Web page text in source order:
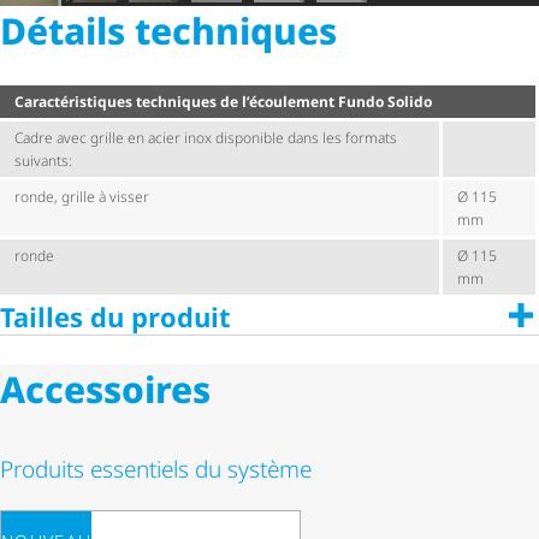
Détails techniques
Carac­té­ris­tiques techniques de l’écoulement Fundo Solido
Cadre avec grille en acier inox disponible dans les formats
suivants:
ronde, grille à visser
Ø 115
mm
ronde
Ø 115
mm
Tailles du produit
Accessoires
Produits essentiels du système